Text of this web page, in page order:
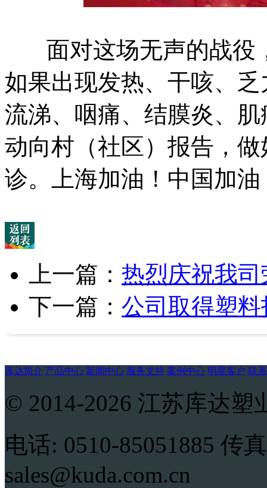
面对这场无声的战役
如果出现发热、干咳、
流涕、咽痛、结膜炎、
动向村（社区）报告，
诊。上海加油！中国加油
上一篇： 热烈庆祝我
下一篇： 公司取得塑
库达简介 产品中心 新闻中心 服务支持 案例中心 明星客户 联
© 2014-2026 江苏库达
电话: 0510-85051885 传
sales@kuda.com.cn